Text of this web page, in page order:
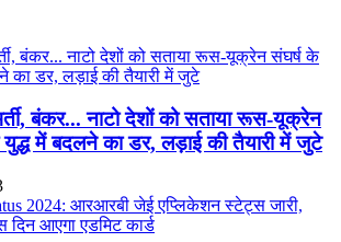
बंकर... नाटो देशों को सताया रूस-यूक्रेन
युद्ध में बदलने का डर, लड़ाई की तैयारी में जुटे